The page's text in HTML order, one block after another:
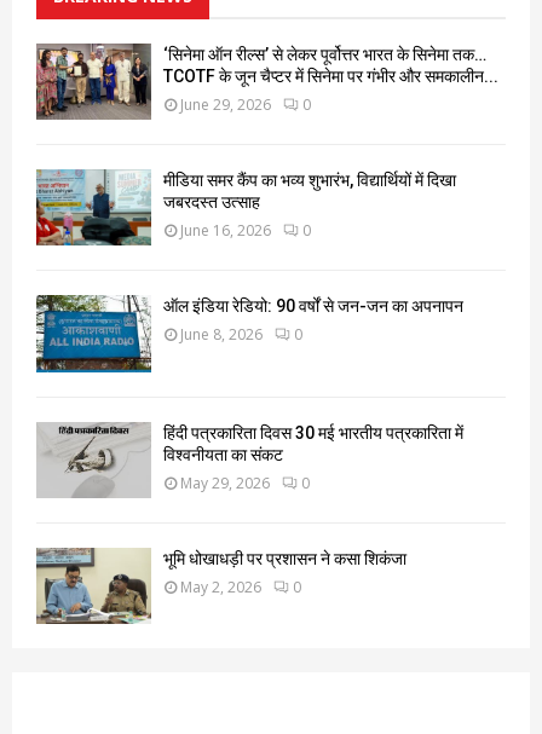
‘सिनेमा ऑन रील्स’ से लेकर पूर्वोत्तर भारत के सिनेमा तक…
TCOTF के जून चैप्टर में सिनेमा पर गंभीर और समकालीन...
June 29, 2026 0
मीडिया समर कैंप का भव्य शुभारंभ, विद्यार्थियों में दिखा
जबरदस्त उत्साह
June 16, 2026 0
ऑल इंडिया रेडियो: 90 वर्षों से जन-जन का अपनापन
June 8, 2026 0
हिंदी पत्रकारिता दिवस 30 मई भारतीय पत्रकारिता में
विश्वनीयता का संकट
May 29, 2026 0
भूमि धोखाधड़ी पर प्रशासन ने कसा शिकंजा
May 2, 2026 0